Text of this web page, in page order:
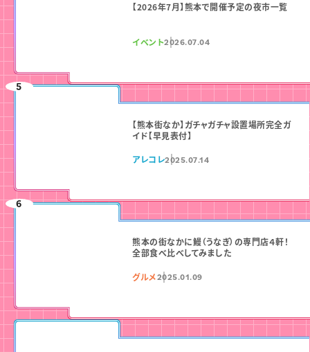
【2026年7月】熊本で開催予定の夜市一覧
イベント2026.07.04
【熊本街なか】ガチャガチャ設置場所完全ガ
イド【早見表付】
アレコレ2025.07.14
熊本の街なかに鰻（うなぎ）の専門店４軒！
全部食べ比べしてみました
グルメ2025.01.09